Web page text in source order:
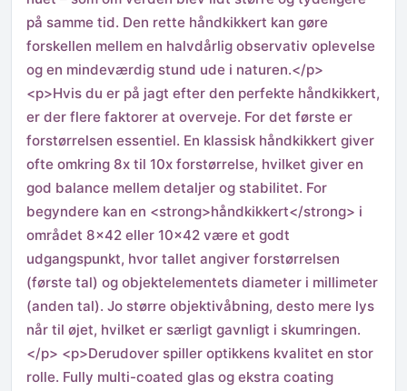
på samme tid. Den rette håndkikkert kan gøre
forskellen mellem en halvdårlig observativ oplevelse
og en mindeværdig stund ude i naturen.</p>
<p>Hvis du er på jagt efter den perfekte håndkikkert,
er der flere faktorer at overveje. For det første er
forstørrelsen essentiel. En klassisk håndkikkert giver
ofte omkring 8x til 10x forstørrelse, hvilket giver en
god balance mellem detaljer og stabilitet. For
begyndere kan en <strong>håndkikkert</strong> i
området 8×42 eller 10×42 være et godt
udgangspunkt, hvor tallet angiver forstørrelsen
(første tal) og objektelementets diameter i millimeter
(anden tal). Jo større objektivåbning, desto mere lys
når til øjet, hvilket er særligt gavnligt i skumringen.
</p> <p>Derudover spiller optikkens kvalitet en stor
rolle. Fully multi-coated glas og ekstra coating